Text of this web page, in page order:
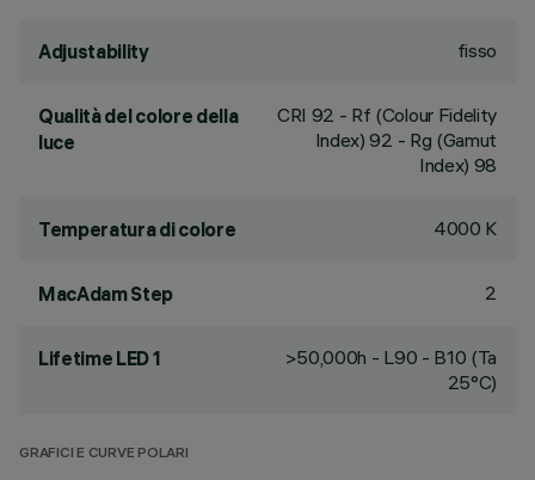
Adjustability fisso
Qualità del colore della
luce
CRI 92 - Rf (Colour Fidelity
Index) 92 - Rg (Gamut
Index) 98
Temperatura di colore 4000 K
MacAdam Step 2
Lifetime LED 1
>50,000h - L90 - B10 (Ta
25°C)
GRAFICI E CURVE POLARI